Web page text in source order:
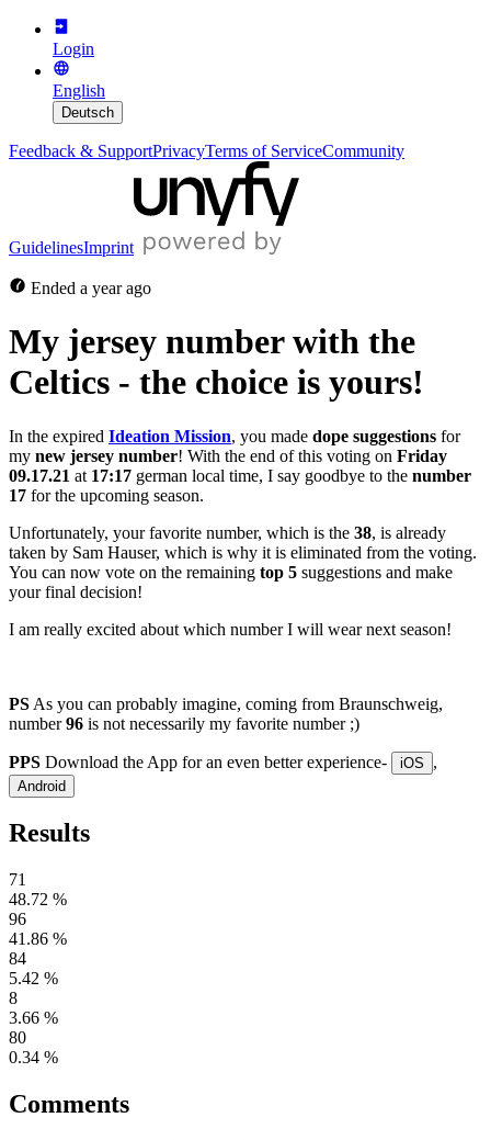
Login
English
Deutsch
Feedback & SupportPrivacyTerms of ServiceCommunity
GuidelinesImprint
Ended a year ago
My jersey number with the
Celtics - the choice is yours!
In the expired Ideation Mission, you made dope suggestions for
my new jersey number! With the end of this voting on Friday
09.17.21 at 17:17 german local time, I say goodbye to the number
17 for the upcoming season.
Unfortunately, your favorite number, which is the 38, is already
taken by Sam Hauser, which is why it is eliminated from the voting.
You can now vote on the remaining top 5 suggestions and make
your final decision!
I am really excited about which number I will wear next season!
PS As you can probably imagine, coming from Braunschweig,
number 96 is not necessarily my favorite number ;)
PPS Download the App for an even better experience- iOS ,
Android
Results
71
48.72 %
96
41.86 %
84
5.42 %
8
3.66 %
80
0.34 %
Comments